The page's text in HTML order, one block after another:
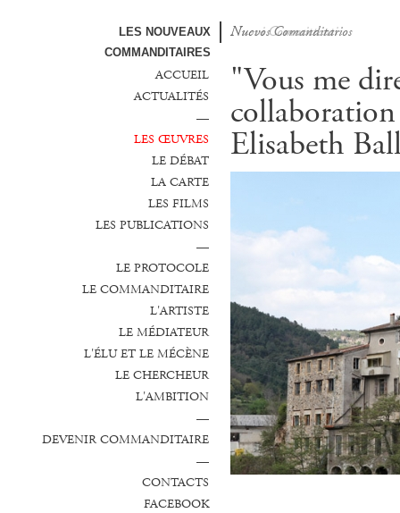
LES NOUVEAUX
COMMANDITAIRES
Nuovi Committenti
Nuevos Comanditarios
ACCUEIL
ACTUALITÉS
—
LES ŒUVRES
LE DÉBAT
LA CARTE
LES FILMS
LES PUBLICATIONS
—
LE PROTOCOLE
LE COMMANDITAIRE
L'ARTISTE
LE MÉDIATEUR
L'ÉLU ET LE MÉCÈNE
LE CHERCHEUR
L'AMBITION
—
DEVENIR COMMANDITAIRE
—
CONTACTS
FACEBOOK
"Vous me
Elisabeth